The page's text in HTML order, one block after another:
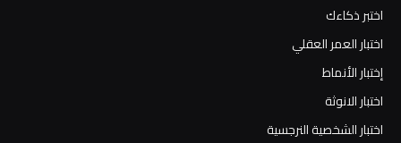
اختبر ذكاءك
اختبار العمر العقلي
إختبار الأنماط
اختبار الانوثة
اختبار الشخصية النرجسية